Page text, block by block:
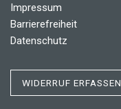
Impressum
Barrierefreiheit
Datenschutz
WIDERRUF ERFASSEN